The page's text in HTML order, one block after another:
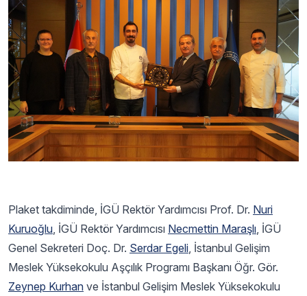
Plaket takdiminde, İGÜ Rektör Yardımcısı Prof. Dr. Nuri
Kuruoğlu, İGÜ Rektör Yardımcısı Necmettin Maraşlı, İGÜ
Genel Sekreteri Doç. Dr. Serdar Egeli, İstanbul Gelişim
Meslek Yüksekokulu Aşçılık Programı Başkanı Öğr. Gör.
Zeynep Kurhan ve İstanbul Gelişim Meslek Yüksekokulu